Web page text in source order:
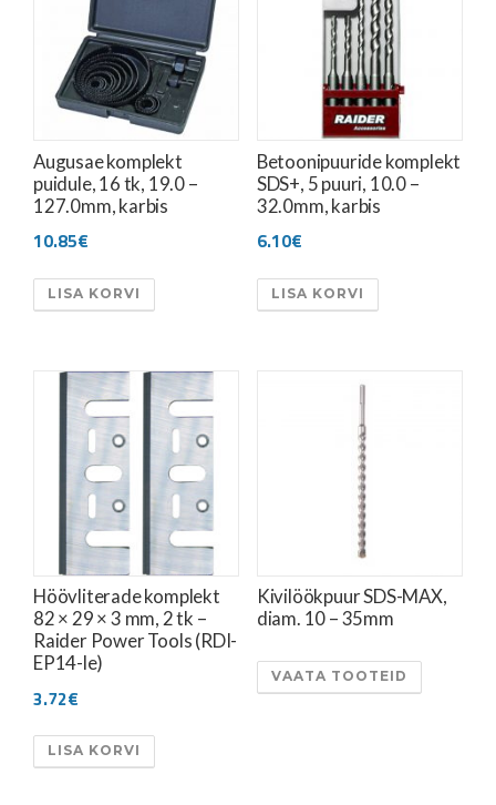
Augusae komplekt
puidule, 16 tk, 19.0 –
127.0mm, karbis
10.85€
LISA KORVI
Betoonipuuride komplekt
SDS+, 5 puuri, 10.0 –
32.0mm, karbis
6.10€
LISA KORVI
Höövliterade komplekt
82 × 29 × 3 mm, 2 tk –
Raider Power Tools (RDI-
EP14-le)
3.72€
LISA KORVI
Kivilöökpuur SDS-MAX,
diam. 10 – 35mm
VAATA TOOTEID